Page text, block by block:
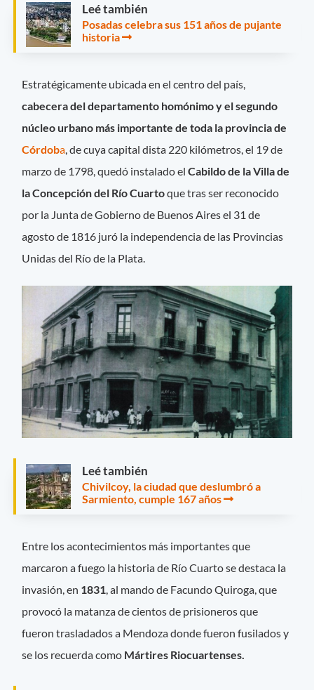
Leé también
Posadas celebra sus 151 años de pujante
historia
Estratégicamente ubicada en el centro del país,
cabecera del departamento homónimo y el segundo
núcleo urbano más importante de toda la provincia de
Córdoba, de cuya capital dista 220 kilómetros, el 19 de
marzo de 1798, quedó instalado elCabildo de la Villa de
la Concepción del Río Cuartoque tras ser reconocido
por la Junta de Gobierno de Buenos Aires el 31 de
agosto de 1816 juró la independencia de las Provincias
Unidas del Río de la Plata.
Leé también
Chivilcoy, la ciudad que deslumbró a
Sarmiento, cumple 167 años
Entre los acontecimientos más importantes que
marcaron a fuego la historia de Río Cuarto se destaca la
invasión, en 1831, al mando de Facundo Quiroga, que
provocó la matanza de cientos de prisioneros que
fueron trasladados a Mendoza donde fueron fusilados y
se los recuerda como Mártires Riocuartenses.